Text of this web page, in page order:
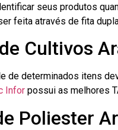
seus produtos
feita através de fita
Cultivos
de determinados itens
Infor possui as melhores
Poliester